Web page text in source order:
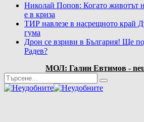
Николай Попов: Когато животът
е в криза
ТИР навлезе в насрещното край
гума
Дрон се взриви в България! Ще
Радев?
МОЛ: Галин Евтимов -